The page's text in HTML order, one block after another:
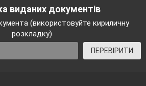
виданих документів
(використовуйте кириличну
розкладку)
ПЕРЕВІРИТИ